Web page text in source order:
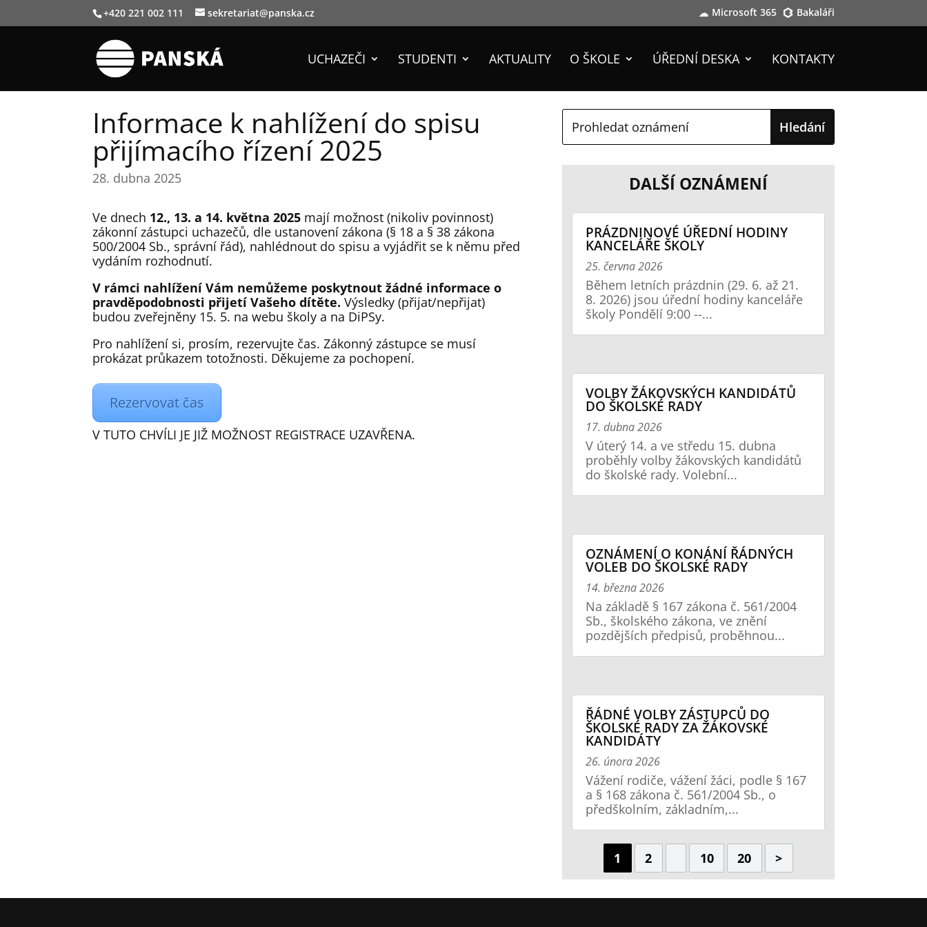
+420 221 002 111 sekretariat@panska.cz Microsoft 365 Bakaláři
UCHAZEČI STUDENTI AKTUALITY O ŠKOLE ÚŘEDNÍ DESKA KONTAKTY
Informace k nahlížení do spisu
přijímacího řízení 2025
28. dubna 2025
Ve dnech 12., 13. a 14. května 2025 mají možnost (nikoliv povinnost)
zákonní zástupci uchazečů, dle ustanovení zákona (§ 18 a § 38 zákona
500/2004 Sb., správní řád), nahlédnout do spisu a vyjádřit se k němu před
vydáním rozhodnutí.
V rámci nahlížení Vám nemůžeme poskytnout žádné informace o
pravděpodobnosti přijetí Vašeho dítěte. Výsledky (přijat/nepřijat)
budou zveřejněny 15. 5. na webu školy a na DiPSy.
Pro nahlížení si, prosím, rezervujte čas. Zákonný zástupce se musí
prokázat průkazem totožnosti. Děkujeme za pochopení.
Rezervovat čas
V TUTO CHVÍLI JE JIŽ MOŽNOST REGISTRACE UZAVŘENA.
DALŠÍ OZNÁMENÍ
PRÁZDNINOVÉ ÚŘEDNÍ HODINY
KANCELÁŘE ŠKOLY
25. června 2026
Během letních prázdnin (29. 6. až 21.
8. 2026) jsou úřední hodiny kanceláře
školy Pondělí 9:00 --...
VOLBY ŽÁKOVSKÝCH KANDIDÁTŮ
DO ŠKOLSKÉ RADY
17. dubna 2026
V úterý 14. a ve středu 15. dubna
proběhly volby žákovských kandidátů
do školské rady. Volební...
OZNÁMENÍ O KONÁNÍ ŘÁDNÝCH
VOLEB DO ŠKOLSKÉ RADY
14. března 2026
Na základě § 167 zákona č. 561/2004
Sb., školského zákona, ve znění
pozdějších předpisů, proběhnou...
ŘÁDNÉ VOLBY ZÁSTUPCŮ DO
ŠKOLSKÉ RADY ZA ŽÁKOVSKÉ
KANDIDÁTY
26. února 2026
Vážení rodiče, vážení žáci, podle § 167
a § 168 zákona č. 561/2004 Sb., o
předškolním, základním,...
1 2 10 20 >